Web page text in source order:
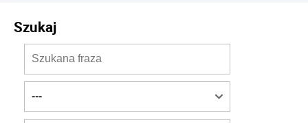
Szukaj